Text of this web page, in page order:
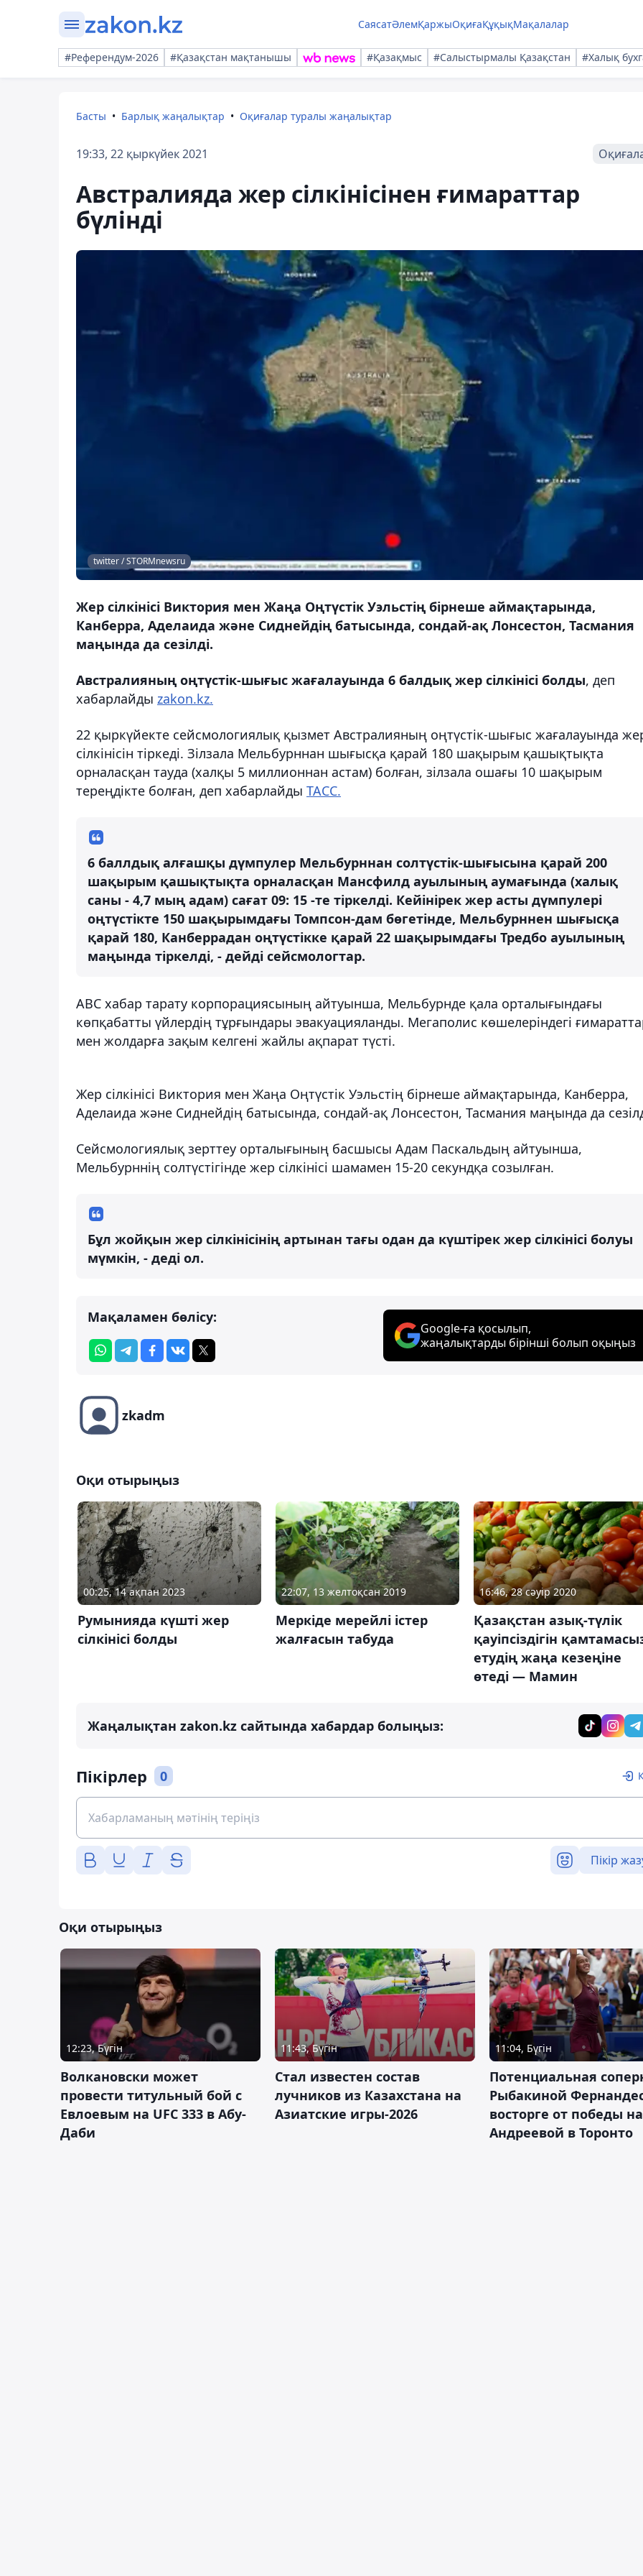
СаясатӘлемҚаржыОқиғаҚұқықМақалалар
#Референдум-2026 #Қазақстан мақтанышы #Қазақмыс #Салыстырмалы Қазақстан #Халық
Басты Барлық жаңалықтар Оқиғалар туралы жаңалықтар
19:33, 22 қыркүйек 2021
Австралияда жер сілкінісінен ғимараттар
бүлінді
twitter / STORMnewsru
Жер сілкінісі Виктория мен Жаңа Оңтүстік Уэльстің бірнеше аймақтарында,
Канберра, Аделаида және Сиднейдің батысында, сондай-ақ Лонсестон, Тасмания
маңында да сезілді.
Австралияның оңтүстік-шығыс жағалауында 6 балдық жер сілкінісі болды, деп
хабарлайды zakon.kz.
22 қыркүйекте сейсмологиялық қызмет Австралияның оңтүстік-шығыс жағалауында
сілкінісін тіркеді. Зілзала Мельбурннан шығысқа қарай 180 шақырым қашықтықта
орналасқан тауда (халқы 5 миллионнан астам) болған, зілзала ошағы 10 шақырым
тереңдікте болған, деп хабарлайды ТАСС.
6 баллдық алғашқы дүмпулер Мельбурннан солтүстік-шығысына қарай 200
шақырым қашықтықта орналасқан Мансфилд ауылының аумағында (халық
саны - 4,7 мың адам) сағат 09: 15 -те тіркелді. Кейінірек жер асты дүмпулері
оңтүстікте 150 шақырымдағы Томпсон-дам бөгетінде, Мельбурннен шығысқа
қарай 180, Канберрадан оңтүстікке қарай 22 шақырымдағы Тредбо ауылының
маңында тіркелді, - дейді сейсмологтар.
ABC хабар тарату корпорациясының айтуынша, Мельбурнде қала орталығындағы
көпқабатты үйлердің тұрғындары эвакуацияланды. Мегаполис көшелеріндегі
мен жолдарға зақым келгені жайлы ақпарат түсті.
Жер сілкінісі Виктория мен Жаңа Оңтүстік Уэльстің бірнеше аймақтарында, Канберра,
Аделаида және Сиднейдің батысында, сондай-ақ Лонсестон, Тасмания маңында да
Сейсмологиялық зерттеу орталығының басшысы Адам Паскальдың айтуынша,
Мельбурннің солтүстігінде жер сілкінісі шамамен 15-20 секундқа созылған.
Бұл жойқын жер сілкінісінің артынан тағы одан да күштірек жер сілкінісі болуы
мүмкін, - деді ол.
Мақаламен бөлісу:
Google-ға қосылып,
жаңалықтарды бірінші болып оқыңыз
zkadm
Оқи отырыңыз
00:25, 14 ақпан 2023
Румынияда күшті жер
сілкінісі болды
22:07, 13 желтоқсан 2019
Меркіде мерейлі істер
жалғасын табуда
16:46, 28 сәуір 2020
Қазақстан азық-түлік
қауіпсіздігін
етудің жаңа кезеңіне
өтеді — Мамин
Жаңалықтан zakon.kz сайтында хабардар болыңыз:
Пікірлер 0
Пікір
Оқи отырыңыз
12:23, Бүгін
Волкановски может
провести титульный бой с
Евлоевым на UFC 333 в Абу-
Даби
11:43, Бүгін
Стал известен состав
лучников из Казахстана на
Азиатские игры-2026
11:04, Бүгін
Потенциальная
Рыбакиной
восторге от победы
Андреевой в Торонто